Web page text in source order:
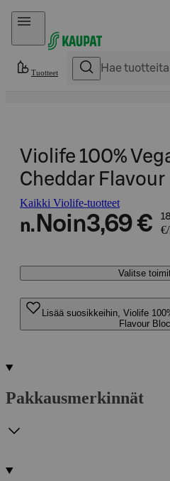
Hyppää sisältöön
Tuotteet
Violife 100%
Cheddar
Kaikki Violife-tuotteet
n. Noin3,69 €
Valitse
Lisää suosikkeihin, Violife
Flavour
Pakkausmerkinnät